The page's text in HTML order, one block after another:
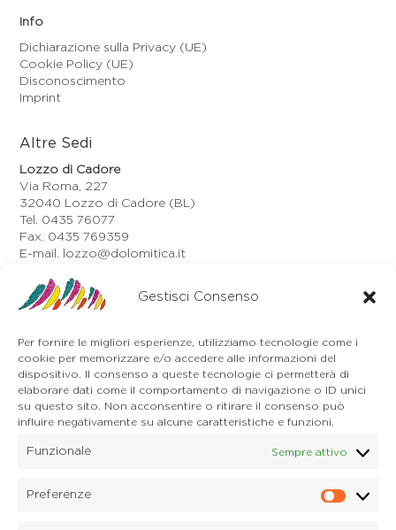
Gestisci Consenso
Per fornire le migliori esperienze, utilizziamo tecnologie come i
cookie per memorizzare e/o accedere alle informazioni del
dispositivo. Il consenso a queste tecnologie ci permetterà di
elaborare dati come il comportamento di navigazione o ID unici
su questo sito. Non acconsentire o ritirare il consenso può
influire negativamente su alcune caratteristiche e funzioni.
Funzionale Sempre attivo
Preferenze
Info
Dichiarazione sulla Privacy (UE)
Cookie Policy (UE)
Disconoscimento
Imprint
Altre Sedi
Lozzo di Cadore
Via Roma, 227
32040 Lozzo di Cadore (BL)
Tel. 0435 76077
Fax. 0435 769359
E-mail. lozzo@dolomitica.it
Auronzo di Cadore
Via Unione, 21/B
32041 Auronzo di Cadore (BL)
E-mail. auronzo@dolomitica.it
Cortina d'Ampezzo
32043 Cortina d'Ampezzo (BL)
Tel. 0436 4127
E-mail. pieve@dolomitica.it
S. Stefano di Cadore
32045 S. Stefano di Cadore - Comelico (BL)